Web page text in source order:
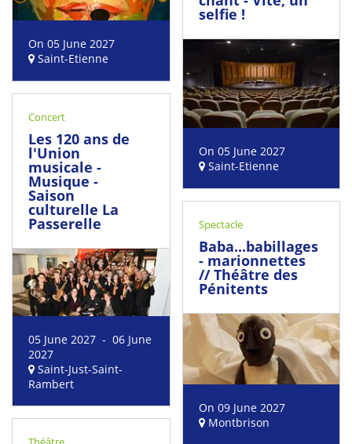
On 05 June 2027
Saint-Etienne
selfie !
On 05 June 2027
Saint-Etienne
Concert
Les 120 ans de
l'Union
musicale -
Musique -
Saison
culturelle La
Passerelle
05 June 2027 - 06 June
2027
Saint-Just-Saint-
Rambert
Spectacle
Baba...babillages
- marionnettes
// Théâtre des
Pénitents
On 09 June 2027
Montbrison